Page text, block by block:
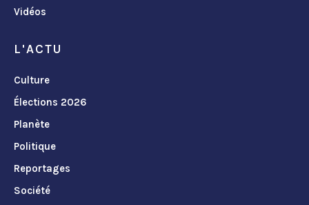
Vidéos
L'ACTU
Culture
Élections 2026
Planète
Politique
Reportages
Société